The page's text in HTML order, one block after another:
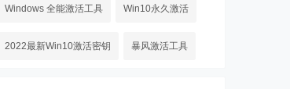
Windows 全能激活工具 Win10永久激活
2022最新Win10激活密钥 暴风激活工具